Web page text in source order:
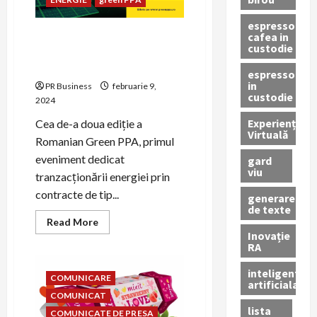
PR Business
februarie 9,
2024
Cea de-a doua ediție a
Romanian Green PPA, primul
eveniment dedicat
tranzacționării energiei prin
contracte de tip...
Read MoreRead
more
producătorii
se
întâlnesc
la
Romanian
COMUNICARE
COMUNICAT
COMUNICATE DE PRESA
espressor
cafea in
custodie
espressor
in
custodie
Experiență
Virtuală
gard
viu
generare
de texte
Inovație
RA
inteligenta
artificiala
lista